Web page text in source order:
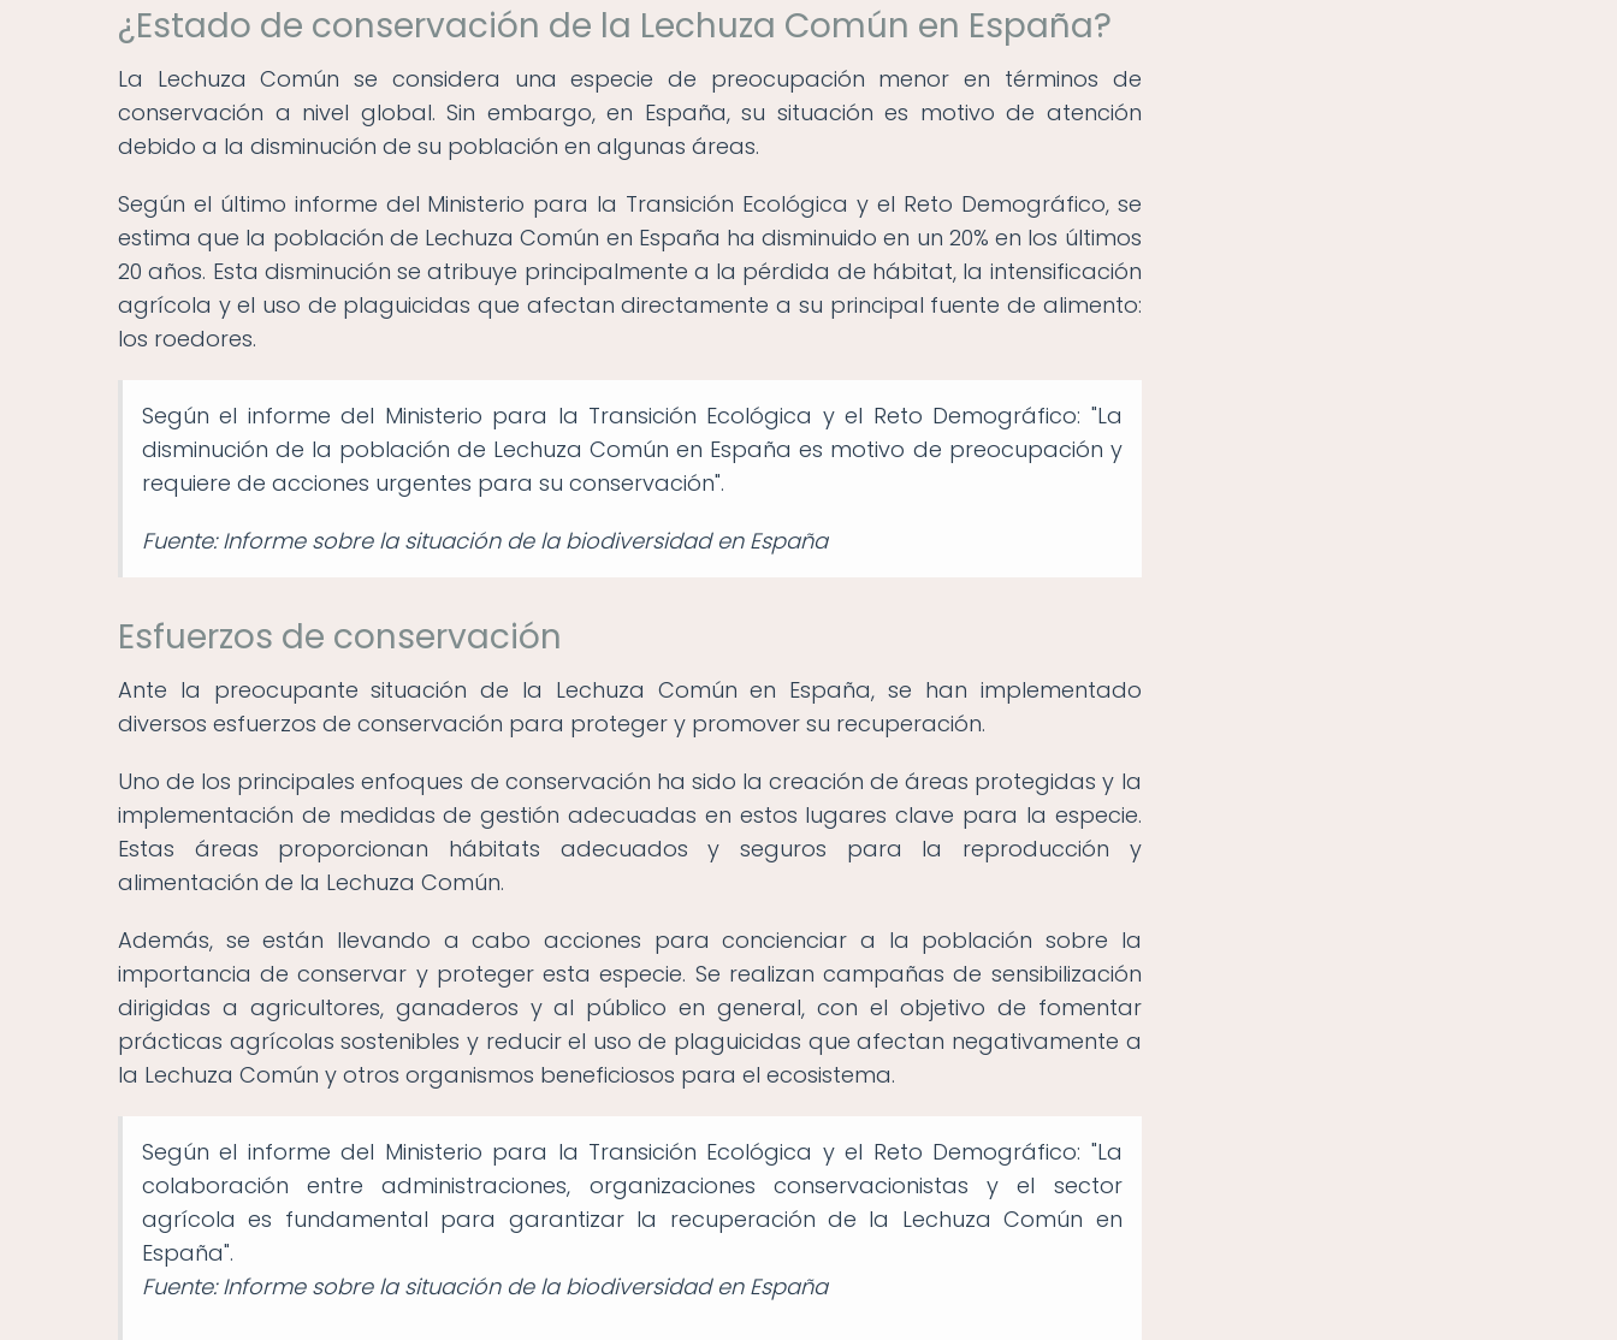
¿Estado de conservación de la Lechuza Común en España?
La Lechuza Común se considera una especie de preocupación menor en términos de
conservación a nivel global. Sin embargo, en España, su situación es motivo de atención
debido a la disminución de su población en algunas áreas.
Según el último informe del Ministerio para la Transición Ecológica y el Reto Demográfico, se
estima que la población de Lechuza Común en España ha disminuido en un 20% en los últimos
20 años. Esta disminución se atribuye principalmente a la pérdida de hábitat, la intensificación
agrícola y el uso de plaguicidas que afectan directamente a su principal fuente de alimento:
los roedores.
Según el informe del Ministerio para la Transición Ecológica y el Reto Demográfico: "La
disminución de la población de Lechuza Común en España es motivo de preocupación y
requiere de acciones urgentes para su conservación".
Fuente: Informe sobre la situación de la biodiversidad en España
Esfuerzos de conservación
Ante la preocupante situación de la Lechuza Común en España, se han implementado
diversos esfuerzos de conservación para proteger y promover su recuperación.
Uno de los principales enfoques de conservación ha sido la creación de áreas protegidas y la
implementación de medidas de gestión adecuadas en estos lugares clave para la especie.
Estas áreas proporcionan hábitats adecuados y seguros para la reproducción y
alimentación de la Lechuza Común.
Además, se están llevando a cabo acciones para concienciar a la población sobre la
importancia de conservar y proteger esta especie. Se realizan campañas de sensibilización
dirigidas a agricultores, ganaderos y al público en general, con el objetivo de fomentar
prácticas agrícolas sostenibles y reducir el uso de plaguicidas que afectan negativamente a
la Lechuza Común y otros organismos beneficiosos para el ecosistema.
Según el informe del Ministerio para la Transición Ecológica y el Reto Demográfico: "La
colaboración entre administraciones, organizaciones conservacionistas y el sector
agrícola es fundamental para garantizar la recuperación de la Lechuza Común en
España".
Fuente: Informe sobre la situación de la biodiversidad en España